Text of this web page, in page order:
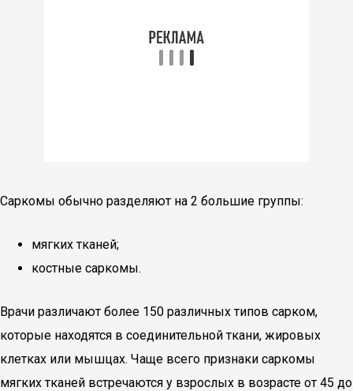
Саркомы обычно разделяют на 2 большие группы:
мягких тканей;
костные саркомы.
Врачи различают более 150 различных типов сарком,
которые находятся в соединительной ткани, жировых
клетках или мышцах. Чаще всего признаки саркомы
мягких тканей встречаются у взрослых в возрасте от 45 до